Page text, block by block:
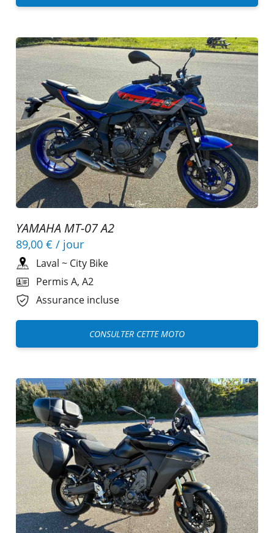
YAMAHA MT-07 A2
89,00 € / jour
Laval ~ City Bike
Permis A, A2
Assurance incluse
CONSULTER CETTE MOTO